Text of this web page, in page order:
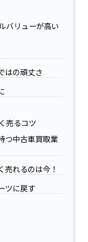
バリューが高い
はの頑丈さ
売るコツ
つ中古車買取業
売れるのは今！
ツに戻す